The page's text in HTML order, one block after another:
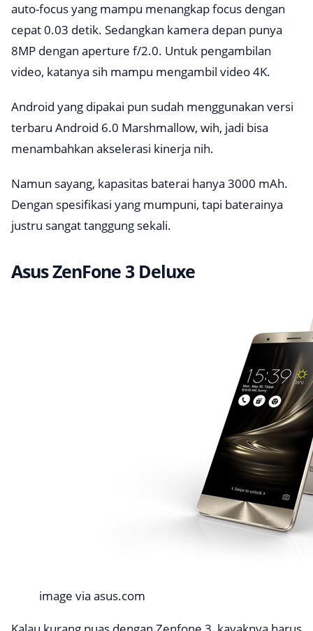
auto-focus yang mampu menangkap focus dengan
cepat 0.03 detik. Sedangkan kamera depan punya
8MP dengan aperture f/2.0. Untuk pengambilan
video, katanya sih mampu mengambil video 4K.
Android yang dipakai pun sudah menggunakan versi
terbaru Android 6.0 Marshmallow, wih, jadi bisa
menambahkan akselerasi kinerja nih.
Namun sayang, kapasitas baterai hanya 3000 mAh.
Dengan spesifikasi yang mumpuni, tapi baterainya
justru sangat tanggung sekali.
Asus ZenFone 3 Deluxe
image via asus.com